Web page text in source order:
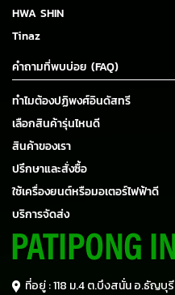
HWA SHIN
Tinaz
คำถามที่พบบ่อย (FAQ)
ทำไมต้องปฏิพงศ์อินดัสทรี
เลือกสินค้ารุ่นไหนดี
สินค้าของเรา
ปรึกษาและสั่งซื้อ
ใช้เครื่องยนต์หรือมอเตอร์ไฟฟ้าดี
บริการจัดส่ง
ที่อยู่ : 118 ม.4 ต.บึงสนั่น อ.ธัญบุรี